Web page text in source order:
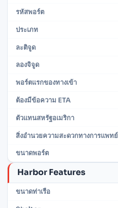
รหัสพอร์ต
ประเภท
ละติจูด
ลองจิจูด
พอร์ตแรกของทางเข้า
ต้องมีข้อความ ETA
ตัวแทนสหรัฐอเมริกา
สิ่งอำนวยความสะดวกทางการแพทย์
ขนาดพอร์ต
Harbor Features
ขนาดท่าเรือ